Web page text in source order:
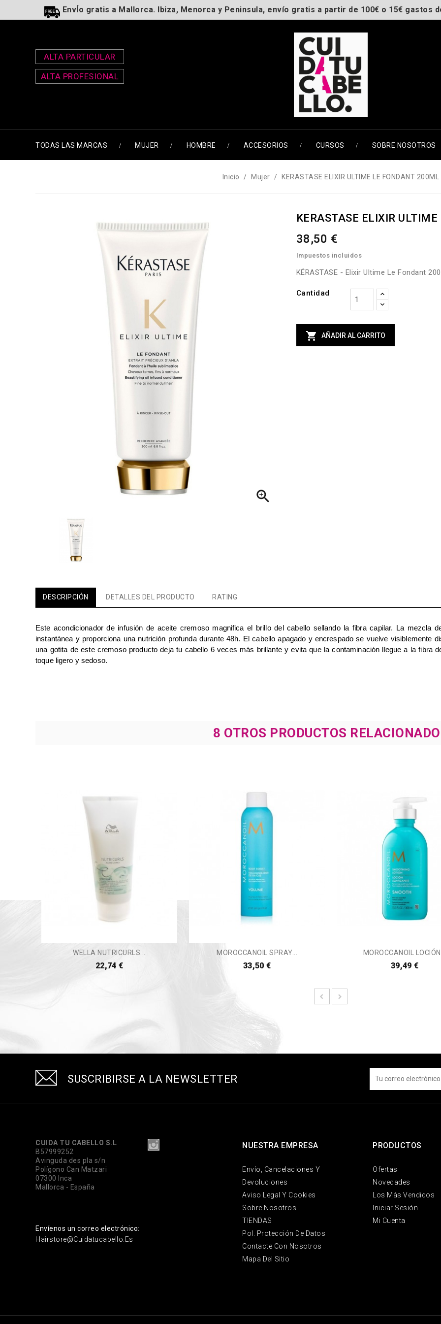
EnvÍo gratis a Mallorca. Ibiza, Menorca y Peninsula, envío gratis a partir de 100€ o 15€ gastos
ALTA PARTICULAR
ALTA PROFESIONAL
TODAS LAS MARCAS MUJER HOMBRE ACCESORIOS CURSOS SOBRE NOSOTROS
Inicio Mujer KERASTASE ELIXIR ULTIME LE FONDANT 200ML

KERASTASE ELIXIR
38,50 €
Impuestos incluidos
KÉRASTASE - Elixir Ultime Le Fondant
Cantidad
 AÑADIR AL CARRITO
DESCRIPCIÓN DETALLES DEL PRODUCTO RATING
Este acondicionador de infusión de aceite cremoso magnifica el brillo del cabello sellando la fibra capilar. La mezcla
instantánea y proporciona una nutrición profunda durante 48h. El cabello apagado y encrespado se vuelve visiblemente
una gotita de este cremoso producto deja tu cabello 6 veces más brillante y evita que la contaminación llegue a la fibra
toque ligero y sedoso.
8 OTROS PRODUCTOS
WELLA NUTRICURLS...
22,74 €
MOROCCANOIL SPRAY...
33,50 €
MOROCCANOIL
39,49 €
SUSCRIBIRSE A LA NEWSLETTER
CUIDA TU CABELLO S.L
B57999252
Avinguda des pla s/n
Polígono Can Matzari
07300 Inca
Mallorca - España
Envíenos un correo electrónico:
Hairstore@cuidatucabello.es
PRODUCTOS
Ofertas
Novedades
Los Más Vendidos
Iniciar Sesión
Mi Cuenta
NUESTRA EMPRESA
Envío, Cancelaciones Y
Devoluciones
Aviso Legal Y Cookies
Sobre Nosotros
TIENDAS
Pol. Protección De Datos
Contacte Con Nosotros
Mapa Del Sitio